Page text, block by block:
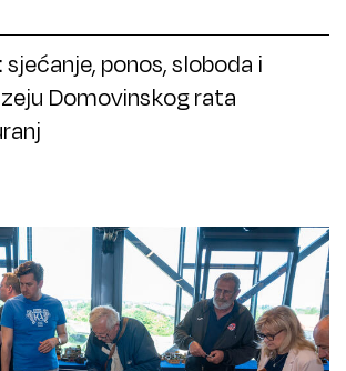
sjećanje, ponos, sloboda i
Domovinskog rata